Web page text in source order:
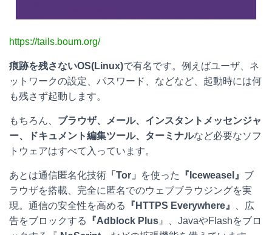
https://tails.boum.org/
痕跡を残さないOS(Linux)で有名です。例えばユーザ、ネ
ットワークの設定、パスワード、などなど、起動時には何
も残さず起動します。
もちろん、 ブラウザ、メール、インスタントメッセンジャ
ー、ドキュメント編集ツール、ターミナルなど必要なソフ
トウェアはすべて入っています。
あとは通信匿名化技術 「Tor」 を使った 『Iceweasel』 ブ
ラウザを搭載、完全に匿名でのウェブブラウジングを実
現。通信の安全性を高める
『HTTPS Everywhere』
、広
告をブロックする
『Adblock Plus』、JavaやFlashをブロ